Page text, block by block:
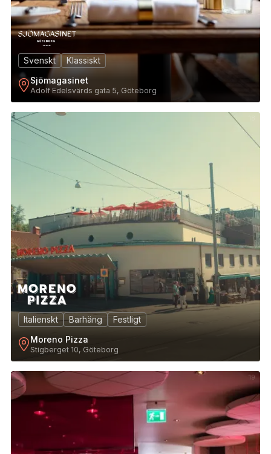
Svenskt
Klassiskt
Sjömagasinet
Adolf Edelsvärds gata 5, Göteborg
Italienskt Barhäng
Festligt
Moreno Pizza
Stigberget 10, Göteborg
19